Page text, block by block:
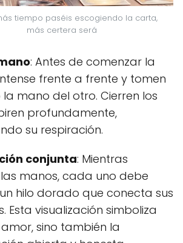
tiempo paséis escogiendo la carta,
más certera será
: Antes de comenzar la
frente a frente y tomen
mano del otro. Cierren los
profundamente,
su respiración.
conjunta: Mientras
manos, cada uno debe
hilo dorado que conecta sus
Esta visualización simboliza
sino también la